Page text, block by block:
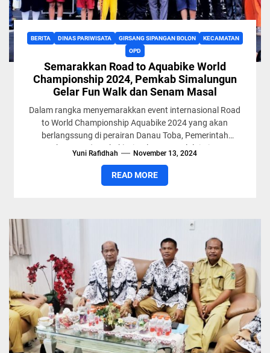
BERITA DINAS PARIWISATA GIRSANG SIPANGAN BOLON
KECAMATAN
OPD
Semarakkan Road to Aquabike World
Championship 2024, Pemkab Simalungun
Gelar Fun Walk dan Senam Masal
Dalam rangka menyemarakkan event internasional Road
to World Championship Aquabike 2024 yang akan
berlangssung di perairan Danau Toba, Pemerintah
Kabupaten (Pemkab) Simalungun melalui Dinas
Yuni Rafidhah November 13, 2024
READ MORE